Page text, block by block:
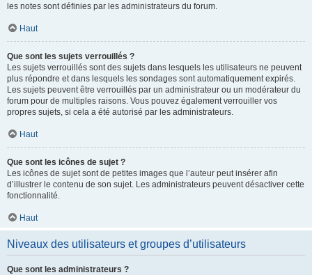
les notes sont définies par les administrateurs du forum.
Haut
Que sont les sujets verrouillés ?
Les sujets verrouillés sont des sujets dans lesquels les utilisateurs ne peuvent
plus répondre et dans lesquels les sondages sont automatiquement expirés.
Les sujets peuvent être verrouillés par un administrateur ou un modérateur du
forum pour de multiples raisons. Vous pouvez également verrouiller vos
propres sujets, si cela a été autorisé par les administrateurs.
Haut
Que sont les icônes de sujet ?
Les icônes de sujet sont de petites images que l’auteur peut insérer afin
d’illustrer le contenu de son sujet. Les administrateurs peuvent désactiver cette
fonctionnalité.
Haut
Niveaux des utilisateurs et groupes d’utilisateurs
Que sont les administrateurs ?